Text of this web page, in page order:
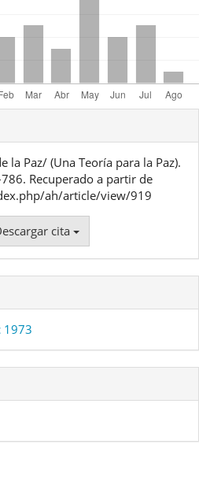
la Paz/ (Una Teoría para la Paz).
Recuperado a partir de
ah/article/view/919
cita
1973